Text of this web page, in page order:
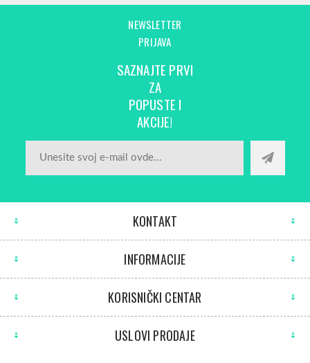
NEWSLETTER
PRIJAVA
SAZNAJTE PRVI
ZA
POPUSTE I
AKCIJE!
KONTAKT
INFORMACIJE
KORISNIČKI CENTAR
USLOVI PRODAJE